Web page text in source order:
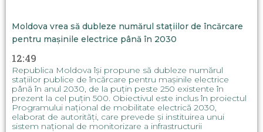
Moldova vrea să dubleze numărul stațiilor de încărcare
pentru mașinile electrice până în 2030
12:49
Republica Moldova își propune să dubleze numărul
stațiilor publice de încărcare pentru mașinile electrice
până în anul 2030, de la puțin peste 250 existente în
prezent la cel puțin 500. Obiectivul este inclus în proiectul
Programului național de mobilitate electrică 2030,
elaborat de autorități, care prevede și instituirea unui
sistem național de monitorizare a infrastructurii